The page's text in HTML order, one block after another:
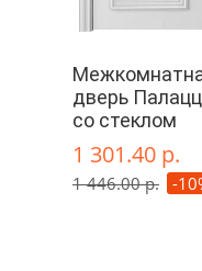
дверь
со стеклом
1 301.40 р.
1 446.00 р. -